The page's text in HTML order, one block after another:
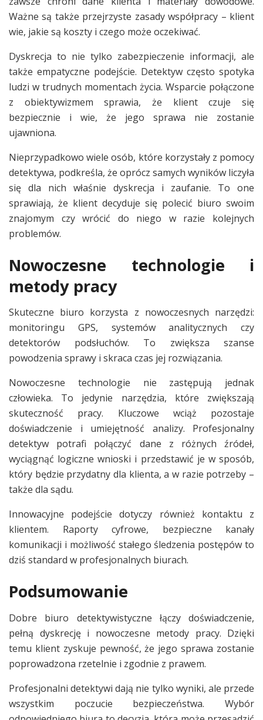
Ważne są także przejrzyste zasady współpracy – klient
wie, jakie są koszty i czego może oczekiwać.
Dyskrecja to nie tylko zabezpieczenie informacji, ale
także empatyczne podejście. Detektyw często spotyka
ludzi w trudnych momentach życia. Wsparcie połączone
z obiektywizmem sprawia, że klient czuje się
bezpiecznie i wie, że jego sprawa nie zostanie
ujawniona.
Nieprzypadkowo wiele osób, które korzystały z pomocy
detektywa, podkreśla, że oprócz samych wyników liczyła
się dla nich właśnie dyskrecja i zaufanie. To one
sprawiają, że klient decyduje się polecić biuro swoim
znajomym czy wrócić do niego w razie kolejnych
problemów.
Nowoczesne technologie i
metody pracy
Skuteczne biuro korzysta z nowoczesnych narzędzi:
monitoringu GPS, systemów analitycznych czy
detektorów podsłuchów. To zwiększa szanse
powodzenia sprawy i skraca czas jej rozwiązania.
Nowoczesne technologie nie zastępują jednak
człowieka. To jedynie narzędzia, które zwiększają
skuteczność pracy. Kluczowe wciąż pozostaje
doświadczenie i umiejętność analizy. Profesjonalny
detektyw potrafi połączyć dane z różnych źródeł,
wyciągnąć logiczne wnioski i przedstawić je w sposób,
który będzie przydatny dla klienta, a w razie potrzeby –
także dla sądu.
Innowacyjne podejście dotyczy również kontaktu z
klientem. Raporty cyfrowe, bezpieczne kanały
komunikacji i możliwość stałego śledzenia postępów to
dziś standard w profesjonalnych biurach.
Podsumowanie
Dobre biuro detektywistyczne łączy doświadczenie,
pełną dyskrecję i nowoczesne metody pracy. Dzięki
temu klient zyskuje pewność, że jego sprawa zostanie
poprowadzona rzetelnie i zgodnie z prawem.
Profesjonalni detektywi dają nie tylko wyniki, ale przede
wszystkim poczucie bezpieczeństwa. Wybór